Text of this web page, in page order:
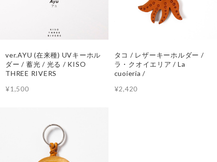
ver.AYU (在来種) UVキーホル
ダー / 蓄光 / 光る / KISO
THREE RIVERS
¥1,500
タコ / レザーキーホルダー /
ラ・クオイエリア / La
cuoieria /
¥2,420